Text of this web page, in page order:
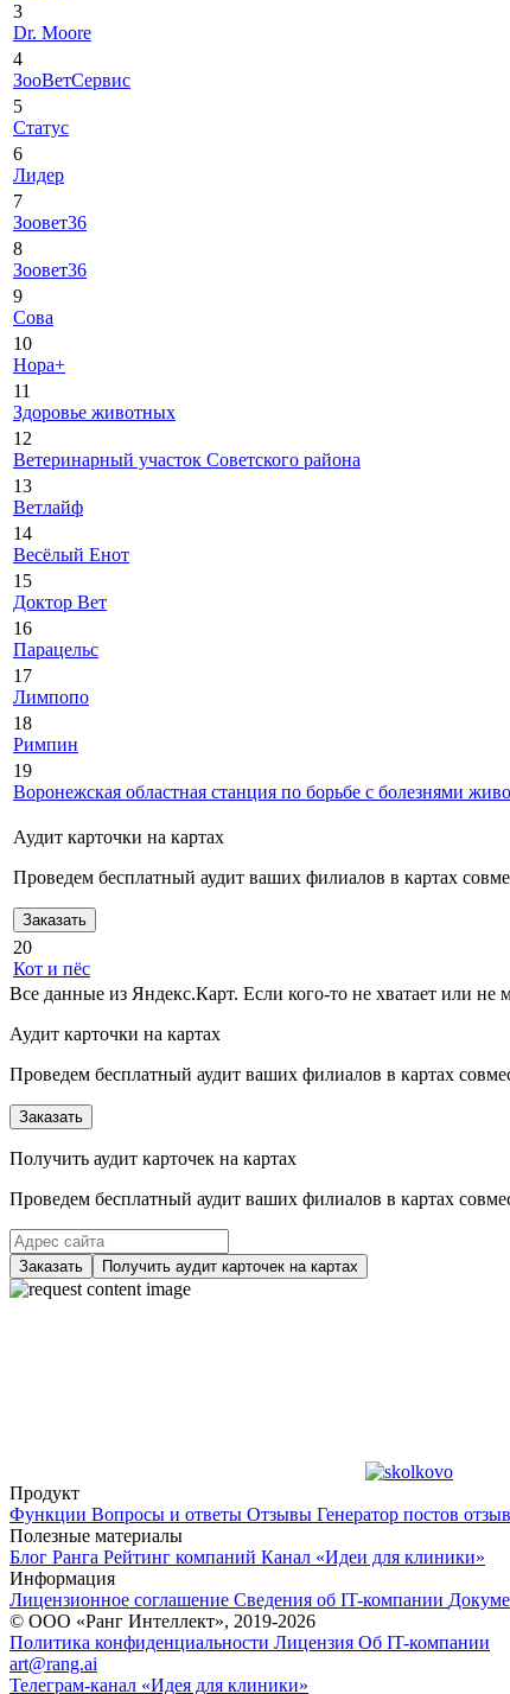
3
Dr. Moore
4
ЗооВетСервис
5
Статус
6
Лидер
7
Зоовет36
8
Зоовет36
9
Сова
10
Нора+
11
Здоровье животных
12
Ветеринарный участок Советского района
13
Ветлайф
14
Весёлый Енот
15
Доктор Вет
16
Парацельс
17
Лимпопо
18
Римпин
19
Воронежская областная станция по борьбе с болезнями
Аудит карточки на картах
Проведем бесплатный аудит ваших филиалов в картах
Заказать
20
Кот и пёс
Все данные из Яндекс.Карт. Если кого-то не хватает или
Аудит карточки на картах
Проведем бесплатный аудит ваших филиалов в картах
Заказать
Получить аудит карточек на картах
Проведем бесплатный аудит ваших филиалов в картах
Заказать Получить аудит карточек на картах
Продукт
Функции Вопросы и ответы Отзывы Генератор постов
Полезные материалы
Блог Ранга Рейтинг компаний Канал «Идеи для клиники»
Информация
Лицензионное соглашение Сведения об IT-компании
© ООО «Ранг Интеллект», 2019-2026
Политика конфиденциальности Лицензия Об IT-компании
art@rang.ai
Телеграм-канал «Идея для клиники»